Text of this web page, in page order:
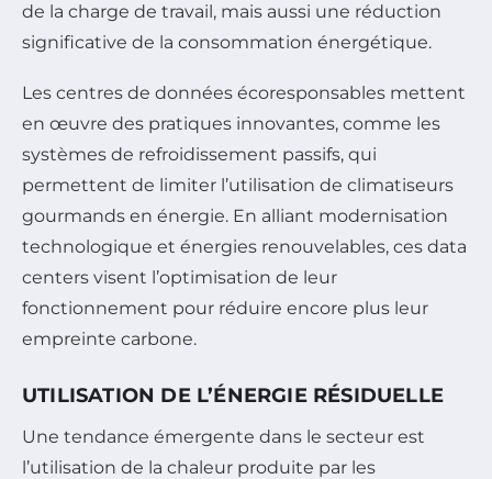
de la charge de travail, mais aussi une réduction
significative de la consommation énergétique.
Les centres de données écoresponsables mettent
en œuvre des pratiques innovantes, comme les
systèmes de refroidissement passifs, qui
permettent de limiter l’utilisation de climatiseurs
gourmands en énergie. En alliant modernisation
technologique et énergies renouvelables, ces data
centers visent l’optimisation de leur
fonctionnement pour réduire encore plus leur
empreinte carbone.
UTILISATION DE L’ÉNERGIE RÉSIDUELLE
Une tendance émergente dans le secteur est
l’utilisation de la chaleur produite par les